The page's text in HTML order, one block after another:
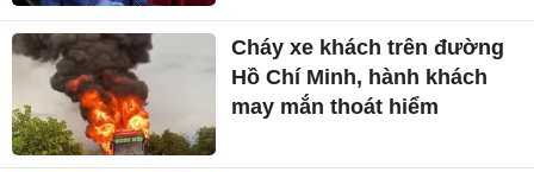
Cháy xe khách trên đường
Hồ Chí Minh, hành khách
may mắn thoát hiểm